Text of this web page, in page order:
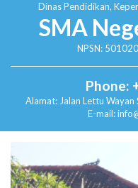
Dinas Pendidikan,
SMA
NPSN:
Phone:
Alamat: Jalan Lettu
E-mail: